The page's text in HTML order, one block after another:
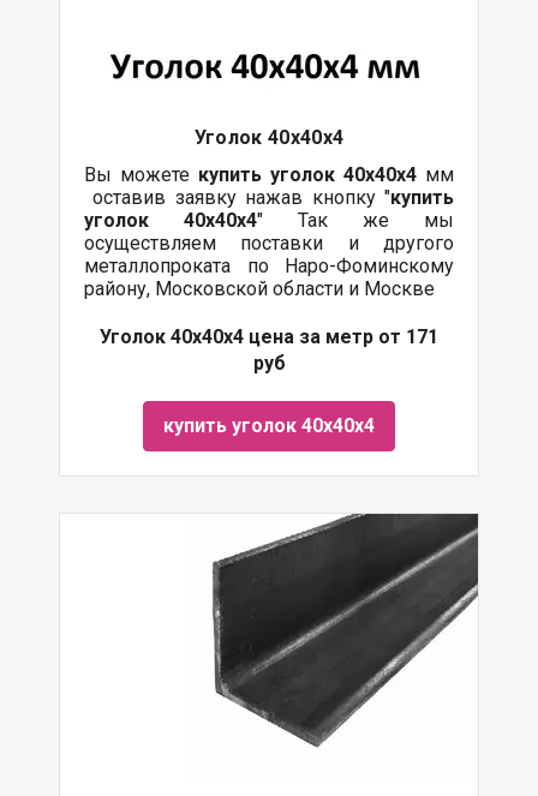
Уголок 40х40х4
Вы можете купить уголок 40х40х4 мм
оставив заявку нажав кнопку "купить
уголок 40х40х4" Так же мы
осуществляем поставки и другого
металлопроката по Наро-Фоминскому
району, Московской области и Москве
Уголок 40х40х4 цена за метр от 171
руб
купить уголок 40х40х4